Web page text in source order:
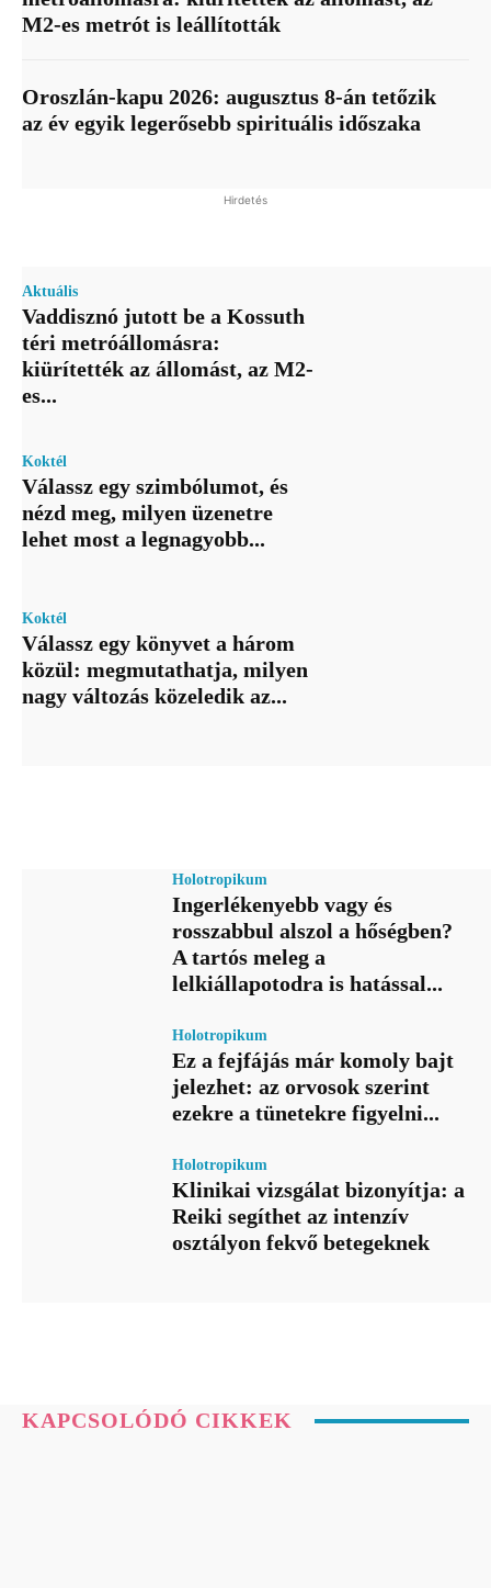
M2-es metrót is leállították
Oroszlán-kapu 2026: augusztus 8-án tetőzik
az év egyik legerősebb spirituális időszaka
Hirdetés
Aktuális
Vaddisznó jutott be a Kossuth
téri metróállomásra:
kiürítették az állomást, az M2-
es...
Koktél
Válassz egy szimbólumot, és
nézd meg, milyen üzenetre
lehet most a legnagyobb...
Koktél
Válassz egy könyvet a három
közül: megmutathatja, milyen
nagy változás közeledik az...
Holotropikum
Ingerlékenyebb vagy és
rosszabbul alszol a hőségben?
A tartós meleg a
lelkiállapotodra is hatással...
Holotropikum
Ez a fejfájás már komoly bajt
jelezhet: az orvosok szerint
ezekre a tünetekre figyelni...
Holotropikum
Klinikai vizsgálat bizonyítja: a
Reiki segíthet az intenzív
osztályon fekvő betegeknek
KAPCSOLÓDÓ CIKKEK